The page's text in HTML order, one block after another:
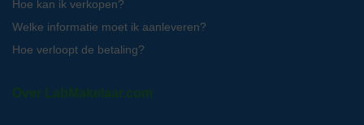
Hoe kan ik verkopen?
Welke informatie moet ik aanleveren?
Hoe verloopt de betaling?
Over LabMakelaar.com